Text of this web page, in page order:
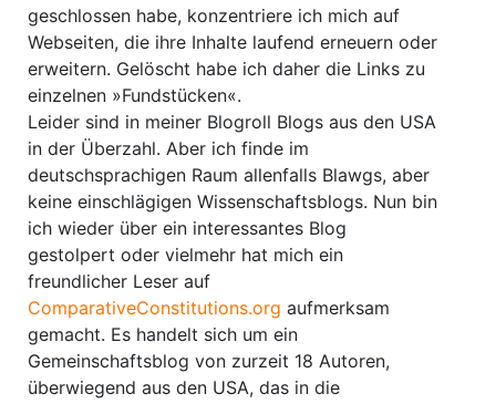
geschlossen habe, konzentriere ich mich auf
Webseiten, die ihre Inhalte laufend erneuern oder
erweitern. Gelöscht habe ich daher die Links zu
einzelnen »Fundstücken«.
Leider sind in meiner Blogroll Blogs aus den USA
in der Überzahl. Aber ich finde im
deutschsprachigen Raum allenfalls Blawgs, aber
keine einschlägigen Wissenschaftsblogs. Nun bin
ich wieder über ein interessantes Blog
gestolpert oder vielmehr hat mich ein
freundlicher Leser auf
ComparativeConstitutions.org aufmerksam
gemacht. Es handelt sich um ein
Gemeinschaftsblog von zurzeit 18 Autoren,
überwiegend aus den USA, das in die